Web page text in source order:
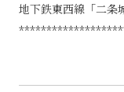
地下鉄東西線「二条